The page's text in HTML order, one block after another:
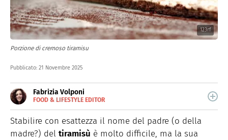
123rf
Porzione di cremoso tiramisu
Pubblicato: 21 Novembre 2025
Fabrizia Volponi
FOOD & LIFESTYLE EDITOR
Nata nella città delle 100 torri, è laureata in Scienze
Storiche. Curiosa e schietta, scrive di lifestyle, food e
green dal 2018.
Stabilire con esattezza il nome del padre (o della
madre?) del tiramisù è molto difficile, ma la sua